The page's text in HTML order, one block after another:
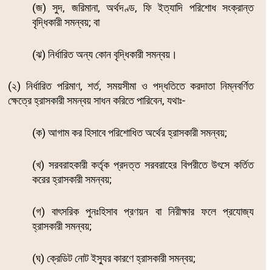
(জ) সুদ, জরিমানা, অর্থদণ্ড, ফি ইত্যাদি পরিশোধ সংক্রান্ত
বৃদ্ধিকারী সমন্বয়; বা
(ঝ) নির্ধারিত অন্য কোন বৃদ্ধিকারী সমন্বয়।
(২) নির্ধারিত পরিমাণ, শর্ত, সময়সীমা ও পদ্ধতিতে করদাতা নিম্নবর্ণিত
ক্ষেত্রে হ্রাসকারী সমন্বয় সাধন করিতে পারিবেন, যথাঃ-
(ক) আগাম কর হিসাবে পরিশোধিত অর্থের হ্রাসকারী সমন্বয়;
(খ) সরবরাহকারী কর্তৃক প্রদত্ত সরবরাহের বিপরীতে উৎসে কর্তিত
করের হ্রাসকারী সমন্বয়;
(গ) বাৎসরিক পুনঃহিসাব প্রণয়ন বা নিরীক্ষার ফলে প্রযোজ্য
হ্রাসকারী সমন্বয়;
(ঘ) ক্রেডিট নোট ইস্যুর কারণে হ্রাসকারী সমন্বয়;